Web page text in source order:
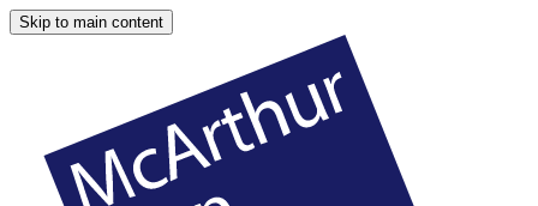
Skip to main content